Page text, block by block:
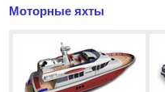
Моторные яхты